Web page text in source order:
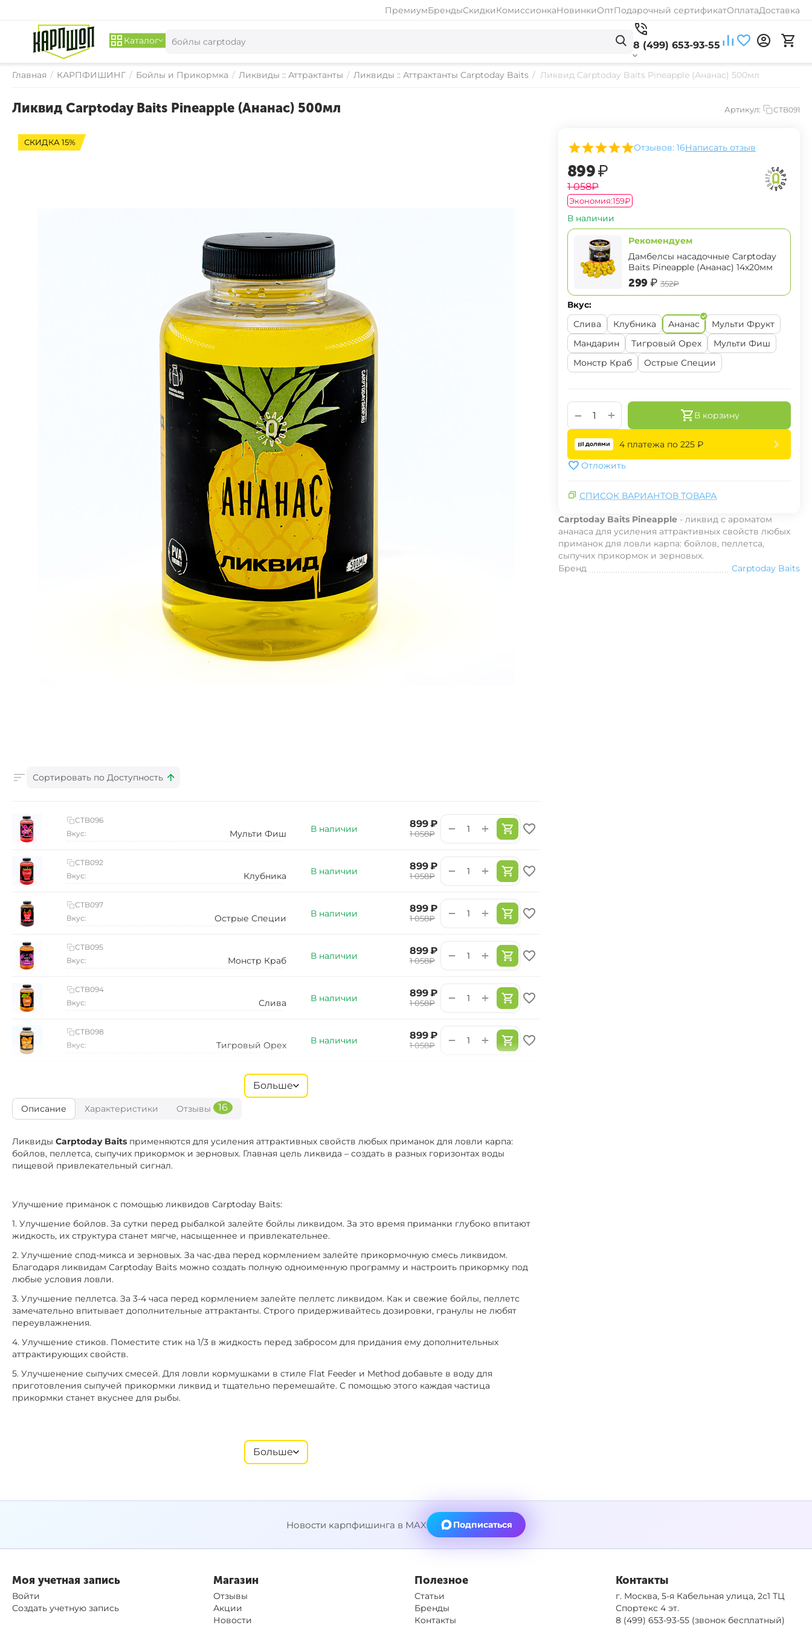
ПремиумБрендыСкидкиКомиссионкаНовинкиОптПодарочный сертификатОплатаДоставка
Каталог 8 (499) 653-93-55
Главная / КАРПФИШИНГ / Бойлы и Прикормка / Ликвиды :: Аттрактанты / Ликвиды :: Аттрактанты Carptoday Baits / Ликвид Carptoday Baits Pineapple (Ананас) 500мл
Ликвид Carptoday Baits Pineapple (Ананас) 500мл Артикул: CTB091
Отзывов: 16Написать отзыв
‍899‍₽
‍1 058‍₽
Экономия:‍159‍₽
В наличии
Рекомендуем
Дамбелсы насадочные Carptoday
Baits Pineapple (Ананас) 14х20мм
‍299‍₽ ‍352‍₽
Вкус:
Слива
Клубника Ананас
Мульти Фрукт
Мандарин
Тигровый Орех
Мульти Фиш
Монстр Краб
Острые Специи
+
− В корзину
4 платежа по 225 ₽
Отложить
СПИСОК ВАРИАНТОВ ТОВАРА
Carptoday Baits Pineapple - ликвид с ароматом
ананаса для усиления аттрактивных свойств любых
приманок для ловли карпа: бойлов, пеллетса,
сыпучих прикормок и зерновых.
Бренд
Carptoday Baits
СКИДКА 15%
Сортировать по Доступность
В наличии ‍899‍ ₽
‍1 058‍₽ +
−
CTB096
Вкус:
Мульти Фиш
В наличии ‍899‍ ₽
‍1 058‍₽ +
−
CTB092
Вкус:
Клубника
В наличии ‍899‍ ₽
‍1 058‍₽ +
−
CTB097
Вкус:
Острые Специи
В наличии ‍899‍ ₽
‍1 058‍₽ +
−
CTB095
Вкус:
Монстр Краб
В наличии ‍899‍ ₽
‍1 058‍₽ +
−
CTB094
Вкус:
Слива
В наличии ‍899‍ ₽
‍1 058‍₽ +
−
CTB098
Вкус:
Тигровый Орех
Ананас
CTB093
CTB189
Больше
Описание Характеристики Отзывы 16
Ликвиды Carptoday Baits применяются для усиления аттрактивных свойств любых приманок для ловли карпа:
бойлов, пеллетса, сыпучих прикормок и зерновых. Главная цель ликвида – создать в разных горизонтах воды
пищевой привлекательный сигнал.
Улучшение приманок с помощью ликвидов Carptoday Baits:
1. Улучшение бойлов. За сутки перед рыбалкой залейте бойлы ликвидом. За это время приманки глубоко впитают
жидкость, их структура станет мягче, насыщеннее и привлекательнее.
2. Улучшение спод-микса и зерновых. За час-два перед кормлением залейте прикормочную смесь ликвидом.
Благодаря ликвидам Carptoday Baits можно создать полную одноименную программу и настроить прикормку под
любые условия ловли.
3. Улучшение пеллетса. За 3-4 часа перед кормлением залейте пеллетс ликвидом. Как и свежие бойлы, пеллетс
замечательно впитывает дополнительные аттрактанты. Строго придерживайтесь дозировки, гранулы не любят
переувлажнения.
4. Улучшение стиков. Поместите стик на 1/3 в жидкость перед забросом для придания ему дополнительных
аттрактирующих свойств.
5. Улучшенение сыпучих смесей. Для ловли кормушками в стиле Flat Feeder и Method добавьте в воду для
приготовления сыпучей прикормки ликвид и тщательно перемешайте. С помощью этого каждая частица
прикормки станет вкуснее для рыбы.
Холодная вода менее 15°C: 25 мл на 1 кг
– Объем: 500 мл.
Больше
Новости карпфишинга в MAX Подписаться
Моя учетная запись
Войти
Создать учетную запись
Магазин
Отзывы
Акции
Новости
Полезное
Статьи
Бренды
Контакты
Контакты
г. Москва, 5-я Кабельная улица, 2с1 ТЦ
Спортекс 4 эт.
8 (499) 653-93-55(звонок бесплатный)